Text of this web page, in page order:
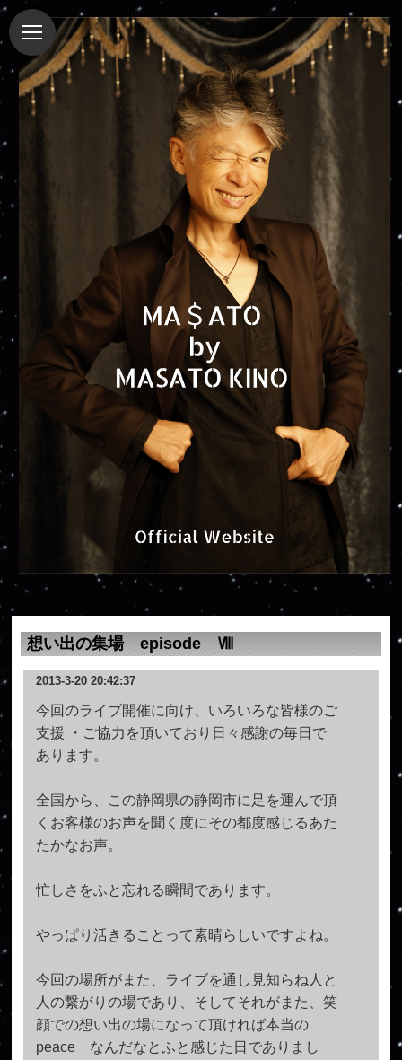
想い出の集場 episode Ⅷ
2013-3-20 20:42:37
今回のライブ開催に向け、いろいろな皆様のご
支援 ・ご協力を頂いており日々感謝の毎日で
あります。
全国から、この静岡県の静岡市に足を運んで頂
くお客様のお声を聞く度にその都度感じるあた
たかなお声。
忙しさをふと忘れる瞬間であります。
やっぱり活きることって素晴らしいですよね。
今回の場所がまた、ライブを通し見知らね人と
人の繋がりの場であり、そしてそれがまた、笑
顔での想い出の場になって頂ければ本当の
peace なんだなとふと感じた日でありまし